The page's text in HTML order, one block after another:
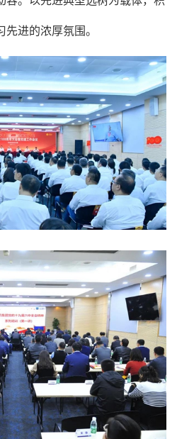
进的浓厚氛围。